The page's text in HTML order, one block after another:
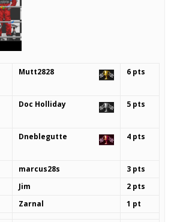
Mutt2828 6 pts
Doc Holliday 5 pts
Dneblegutte 4 pts
marcus28s
3 pts
Jim
2 pts
Zarnal 1 pt